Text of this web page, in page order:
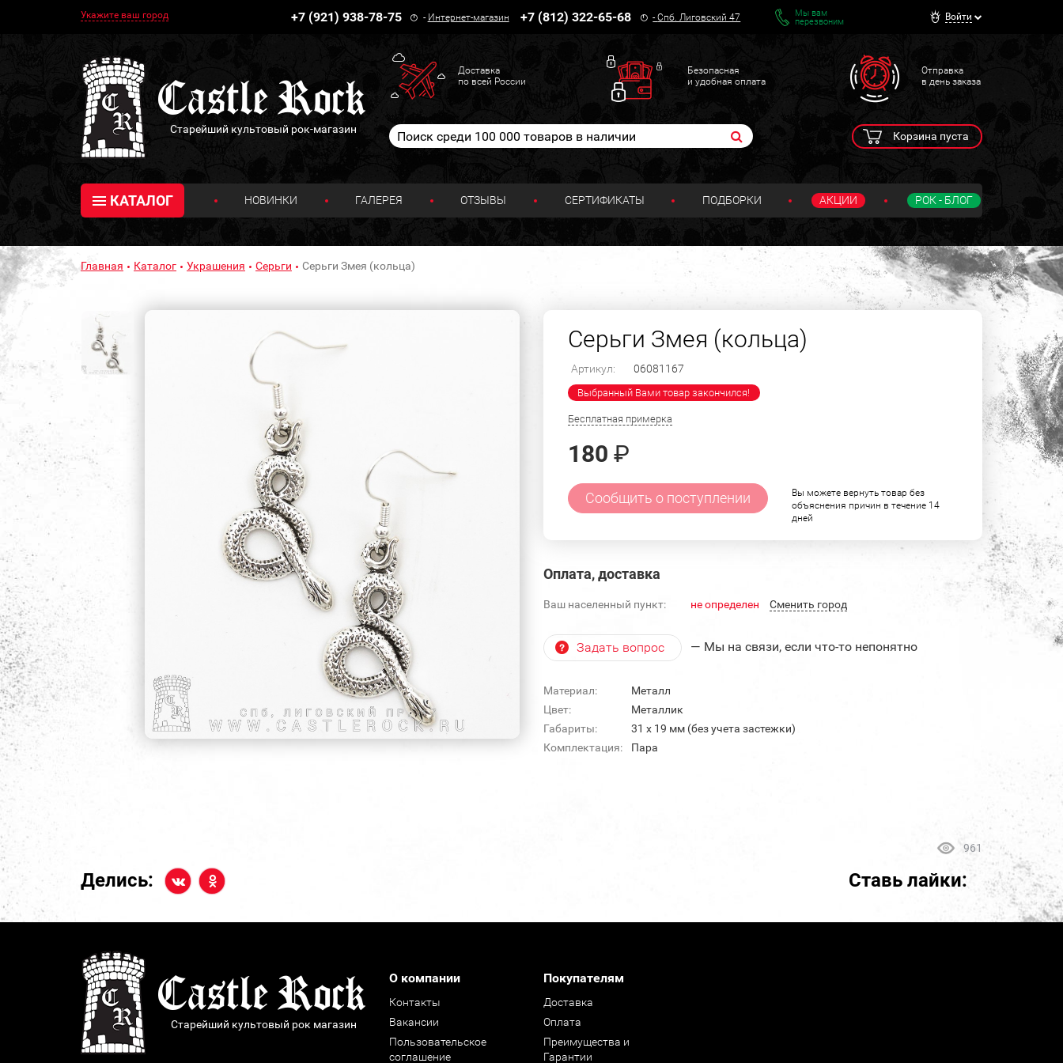
Укажите ваш город +7 (921) 938-78-75 - Интернет-магазин +7 (812) 322-65-68 -Спб. Лиговский 47
Мы вам
перезвоним
Войти
Старейший культовый рок-магазин
Доставка
по всей России
Безопасная
и удобная оплата
Отправка
в день заказа
Корзина пуста
КАТАЛОГ НОВИНКИ ГАЛЕРЕЯ ОТЗЫВЫ СЕРТИФИКАТЫ ПОДБОРКИ АКЦИИ РОК - БЛОГ
Главная Каталог Украшения Серьги Серьги Змея (кольца)
Серьги Змея (кольца)
Артикул: 06081167
Выбранный Вами товар закончился!
Бесплатная примерка
180 ₽
Сообщить о поступлении
Вы можете вернуть товар без
объяснения причин в течение 14
дней
Оплата, доставка
Ваш населенный пункт: не определен Cменить город
Задать вопрос — Мы на связи, если что-то непонятно
Материал:
Металл
Цвет:
Металлик
Габариты:
31 х 19 мм (без учета застежки)
Комплектация:
Пара
961
Делись: Ставь лайки:
Старейший культовый рок магазин
О компании
Контакты
Вакансии
Пользовательское
соглашение
Покупателям
Доставка
Оплата
Преимущества и
Гарантии